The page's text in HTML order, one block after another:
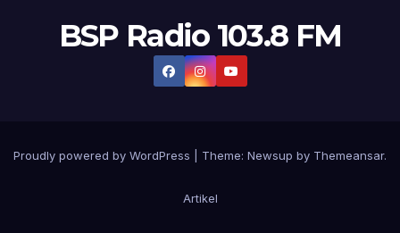
BSP Radio 103.8 FM
Proudly powered by WordPress Theme: Newsup by Themeansar.
Artikel